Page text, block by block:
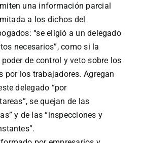
una información parcial
a los dichos del
“se eligió a un delegado
necesarios”, como si la
de control y veto sobre los
por los trabajadores. Agregan
delegado “por
se quejan de las
y de las “inspecciones y